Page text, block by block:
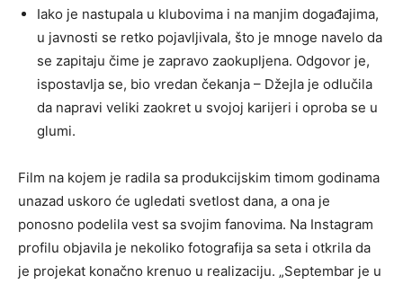
Iako je nastupala u klubovima i na manjim događajima,
u javnosti se retko pojavljivala, što je mnoge navelo da
se zapitaju čime je zapravo zaokupljena. Odgovor je,
ispostavlja se, bio vredan čekanja – Džejla je odlučila
da napravi veliki zaokret u svojoj karijeri i oproba se u
glumi.
Film na kojem je radila sa produkcijskim timom godinama
unazad uskoro će ugledati svetlost dana, a ona je
ponosno podelila vest sa svojim fanovima. Na Instagram
profilu objavila je nekoliko fotografija sa seta i otkrila da
je projekat konačno krenuo u realizaciju. „Septembar je u